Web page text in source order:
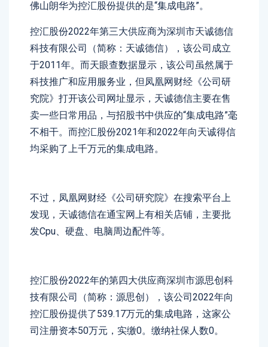
佛山朗华为控汇股份提供的是“集成电路”。
控汇股份2022年第三大供应商为深圳市天诚德信
科技有限公司（简称：天诚德信），该公司成立
于2011年。而天眼查数据显示，该公司虽然属于
科技推广和应用服务业，但凤凰网财经《公司研
究院》打开该公司网址显示，天诚德信主要在售
卖一些日常用品，与招股书中供应的“集成电路”毫
不相干。而控汇股份2021年和2022年向天诚得信
均采购了上千万元的集成电路。
不过，凤凰网财经《公司研究院》在搜索平台上
发现，天诚德信在通宝网上有相关店铺，主要批
发cpu、硬盘、电脑周边配件等。
控汇股份2022年的第四大供应商深圳市源思创科
技有限公司（简称：源思创），该公司2022年向
控汇股份提供了539.17万元的集成电路，这家公
司注册资本50万元，实缴0。缴纳社保人数0。